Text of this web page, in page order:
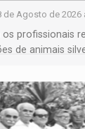
de Agosto de 2026
profissionais
de animais